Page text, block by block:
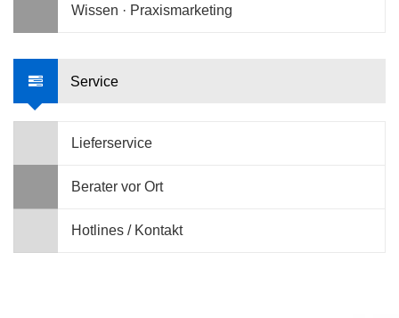
Wissen · Praxismarketing
Service
Lieferservice
Berater vor Ort
Hotlines / Kontakt